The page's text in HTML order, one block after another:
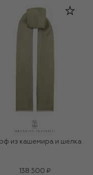
из кашемира и шелка
138 500 ₽